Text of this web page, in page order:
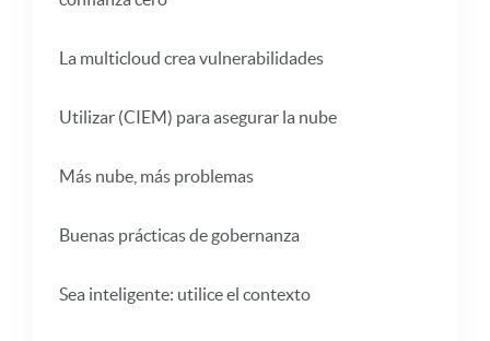
La multicloud crea vulnerabilidades
Utilizar (CIEM) para asegurar la nube
Más nube, más problemas
Buenas prácticas de gobernanza
Sea inteligente: utilice el contexto